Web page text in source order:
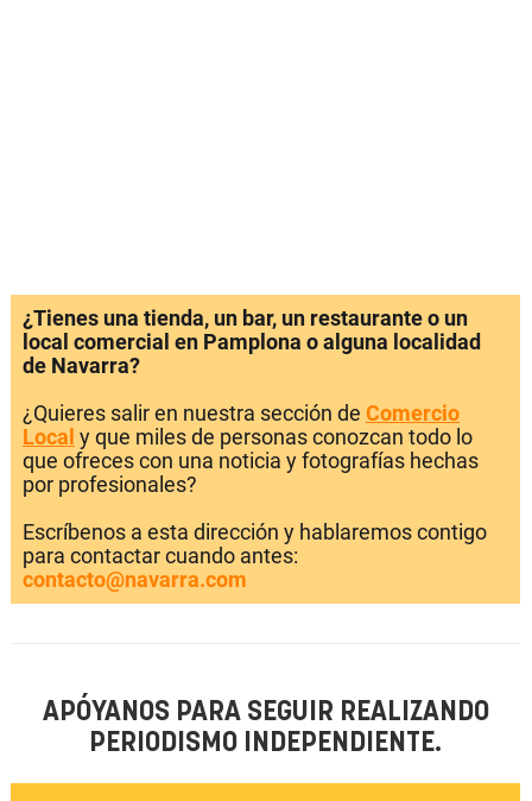
¿Tienes una tienda, un bar, un restaurante o un
local comercial en Pamplona o alguna localidad
de Navarra?
¿Quieres salir en nuestra sección de Comercio
Local y que miles de personas conozcan todo lo
que ofreces con una noticia y fotografías hechas
por profesionales?
Escríbenos a esta dirección y hablaremos contigo
para contactar cuando antes:
contacto@navarra.com
APÓYANOS PARA SEGUIR REALIZANDO
PERIODISMO INDEPENDIENTE.